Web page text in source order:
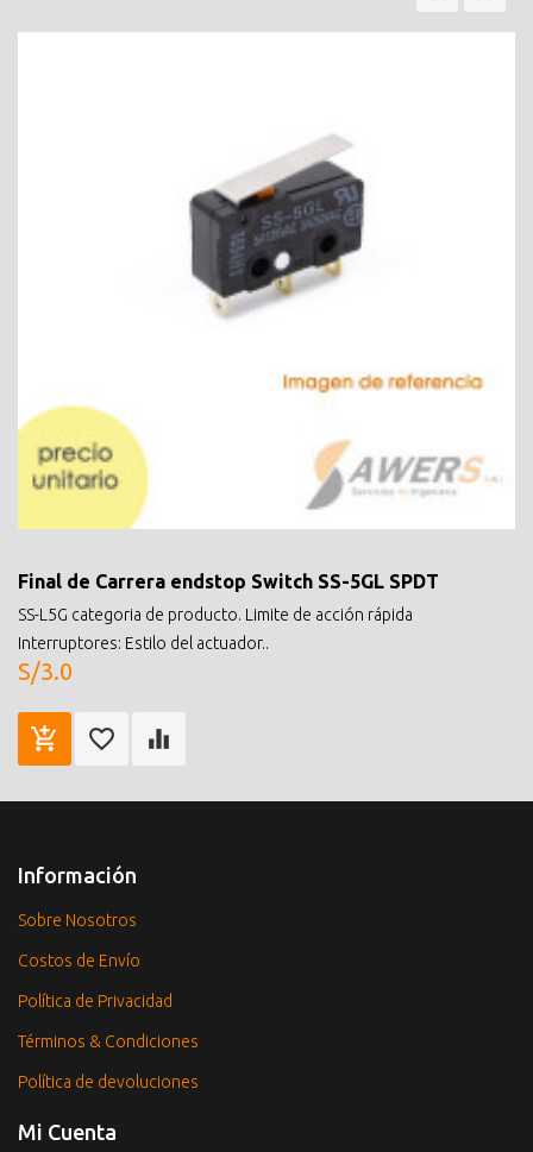
Final de Carrera endstop Switch SS-5GL SPDT
SS-L5G categoria de producto. Limite de acción rápida
Interruptores: Estilo del actuador..
S/3.0
Información
Sobre Nosotros
Costos de Envío
Política de Privacidad
Términos & Condiciones
Política de devoluciones
Mi Cuenta